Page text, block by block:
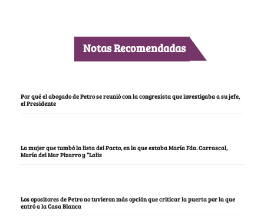
Notas Recomendadas
Por qué el abogado de Petro se reunió con la congresista que investigaba a su jefe,
el Presidente
La mujer que tumbó la lista del Pacto, en la que estaba María Fda. Carrascal,
María del Mar Pizarro y “Lalis
Los opositores de Petro no tuvieron más opción que criticar la puerta por la que
entró a la Casa Blanca